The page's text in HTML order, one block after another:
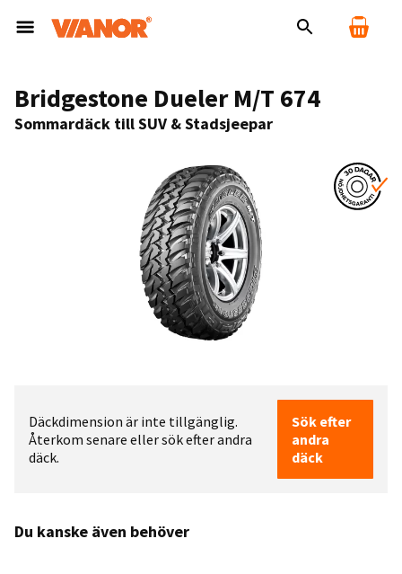
Bridgestone Dueler M/T 674
Sommardäck till SUV & Stadsjeepar
Däckdimension är inte tillgänglig.
Återkom senare eller sök efter andra
däck.
Sök efter
andra
däck
Du kanske även behöver